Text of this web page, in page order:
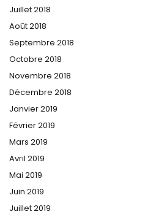
Juillet 2018
Août 2018
Septembre 2018
Octobre 2018
Novembre 2018
Décembre 2018
Janvier 2019
Février 2019
Mars 2019
Avril 2019
Mai 2019
Juin 2019
Juillet 2019